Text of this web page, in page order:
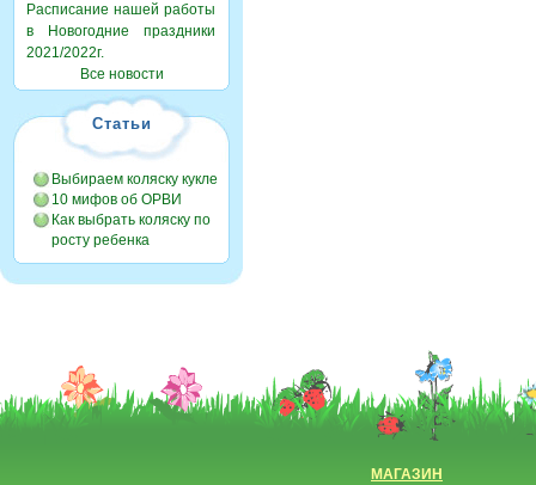
Расписание нашей работы
в Новогодние праздники
2021/2022г.
Все новости
Статьи
Выбираем коляску кукле
10 мифов об ОРВИ
Как выбрать коляску по
росту ребенка
МАГАЗИН